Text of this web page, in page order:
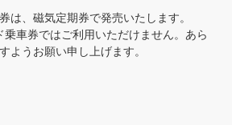
は、磁気定期券で発売いたします。
車券ではご利用いただけません。あら
ようお願い申し上げます。